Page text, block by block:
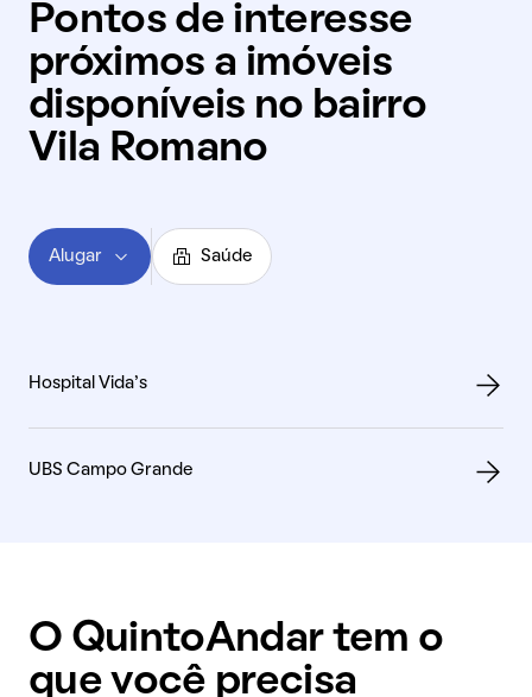
Pontos de interesse
próximos a imóveis
disponíveis no bairro
Vila Romano
Alugar Saúde
Hospital Vida's
UBS Campo Grande
O QuintoAndar tem o
que você precisa